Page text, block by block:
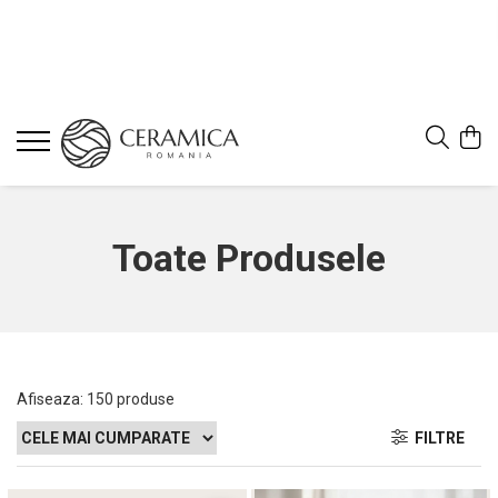
Toate Produsele
Afiseaza: 150 produse
FILTRE